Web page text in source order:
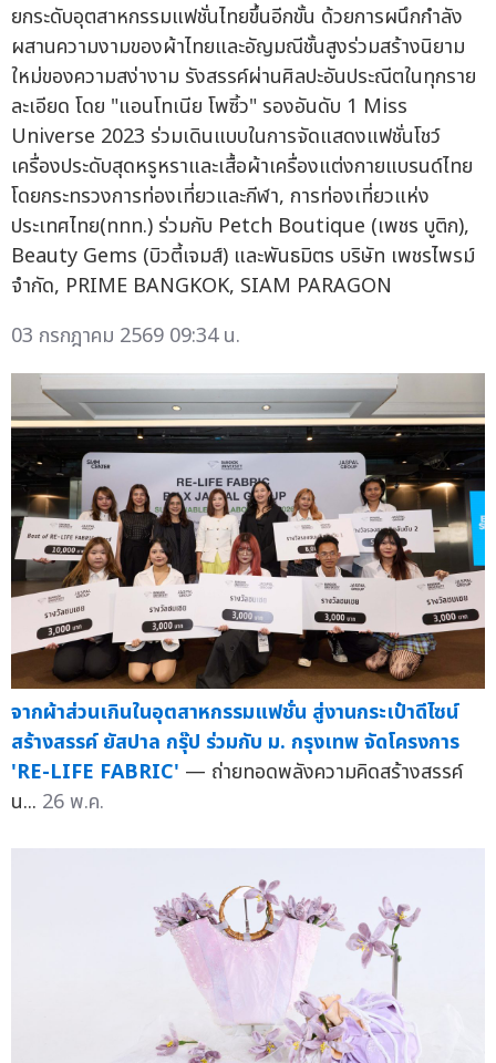
ยกระดับอุตสาหกรรมแฟชั่นไทยขึ้นอีกขั้น ด้วยการผนึกกำลัง
ผสานความงามของผ้าไทยและอัญมณีชั้นสูงร่วมสร้างนิยาม
ใหม่ของความสง่างาม รังสรรค์ผ่านศิลปะอันประณีตในทุกราย
ละเอียด โดย "แอนโทเนีย โพซิ้ว" รองอันดับ 1 Miss
Universe 2023 ร่วมเดินแบบในการจัดแสดงแฟชั่นโชว์
เครื่องประดับสุดหรูหราและเสื้อผ้าเครื่องแต่งกายแบรนด์ไทย
โดยกระทรวงการท่องเที่ยวและกีฬา, การท่องเที่ยวแห่ง
ประเทศไทย(ททท.) ร่วมกับ Petch Boutique (เพชร บูติก),
Beauty Gems (บิวตี้เจมส์) และพันธมิตร บริษัท เพชรไพรม์
จำกัด, PRIME BANGKOK, SIAM PARAGON
03 กรกฎาคม 2569 09:34 น.
จากผ้าส่วนเกินในอุตสาหกรรมแฟชั่น สู่งานกระเป๋าดีไซน์
สร้างสรรค์ ยัสปาล กรุ๊ป ร่วมกับ ม. กรุงเทพ จัดโครงการ
'RE-LIFE FABRIC' — ถ่ายทอดพลังความคิดสร้างสรรค์
น... 26 พ.ค.